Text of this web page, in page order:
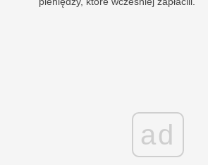
ad